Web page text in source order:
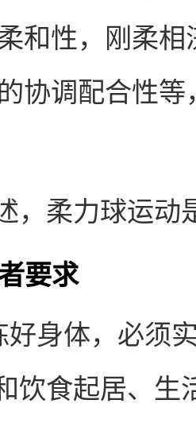
和性，刚柔
协调配合性
柔力球运动
要求
体，必须实
饮食起居、生